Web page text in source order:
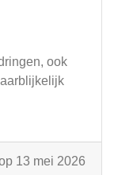
ook
13 mei 2026